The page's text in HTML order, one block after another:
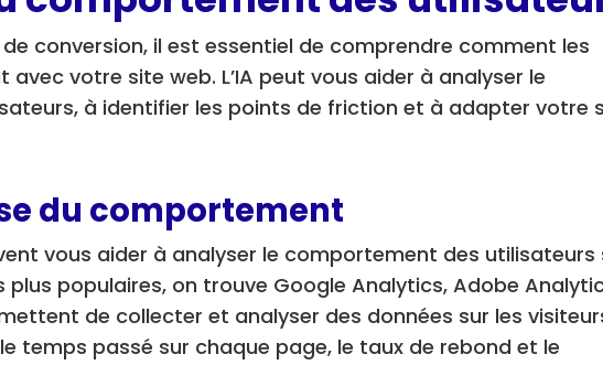
conversion, il est essentiel de comprendre comment les
votre site web. L’IA peut vous aider à analyser le
à identifier les points de friction et à adapter votre
du comportement
vous aider à analyser le comportement des utilisateurs
plus populaires, on trouve Google Analytics, Adobe
de collecter et analyser des données sur les
temps passé sur chaque page, le taux de rebond et le